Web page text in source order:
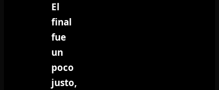
El
final
fue
un
poco
justo,